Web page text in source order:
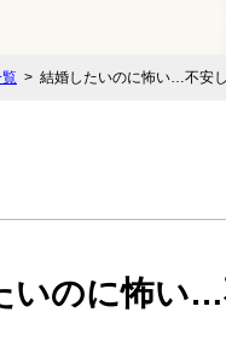
覧 結婚したいのに怖い…不安
いのに怖い